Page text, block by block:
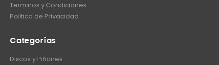
Terminos y Condiciones
Politica de Privacidad
Categorías
Discos y Piñones